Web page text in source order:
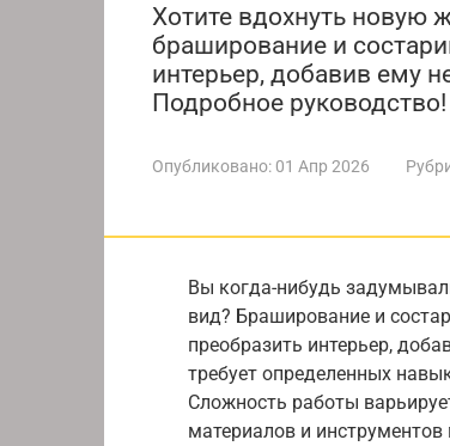
Хотите вдохнуть новую
браширование и
интерьер, добавив ему
Подробное руководство!
Опубликовано: 01 Апр 2026
Вы когда-нибудь
вид? Браширование и
преобразить интерьер,
требует определенных
Сложность работы
материалов и